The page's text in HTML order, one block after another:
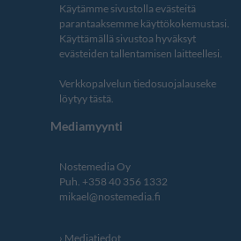
Käytämme sivustolla evästeitä
parantaaksemme käyttökokemustasi.
Käyttämällä sivustoa hyväksyt
evästeiden tallentamisen laitteellesi.
Verkkopalvelun tiedosuojalauseke
löytyy tästä
Mediamyynti
Nostemedia Oy
Puh. +358 40 356 1332
mikael@nostemedia.fi
Mediatiedot